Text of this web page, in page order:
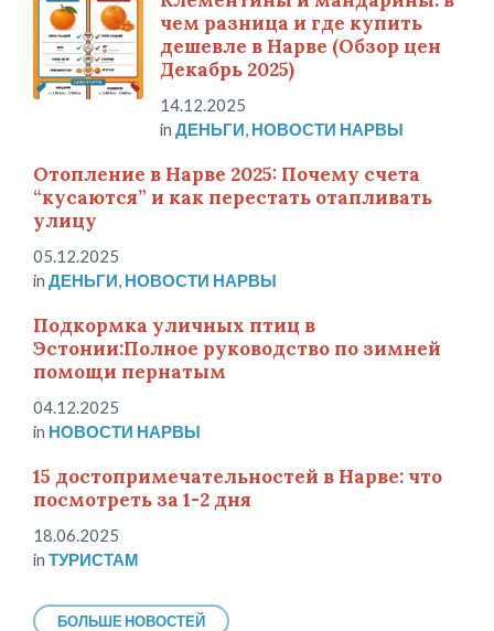
чем разница и где купить
дешевле в Нарве (Обзор цен
Декабрь 2025)
14.12.2025
in ДЕНЬГИ НОВОСТИ НАРВЫ
Отопление в Нарве 2025: Почему счета
“кусаются” и как перестать отапливать
улицу
05.12.2025
in ДЕНЬГИ НОВОСТИ НАРВЫ
Подкормка уличных птиц в
Эстонии:Полное руководство по зимней
помощи пернатым
04.12.2025
in НОВОСТИ НАРВЫ
15 достопримечательностей в Нарве: что
посмотреть за 1-2 дня
18.06.2025
in ТУРИСТАМ
БОЛЬШЕ НОВОСТЕЙ